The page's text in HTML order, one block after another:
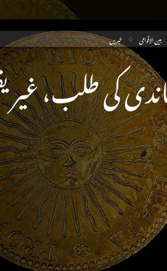
بین الاقوامی خبریں
کی طلب، غیر